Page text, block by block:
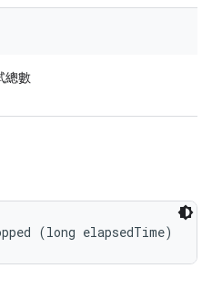
總數
(long elapsedTime)